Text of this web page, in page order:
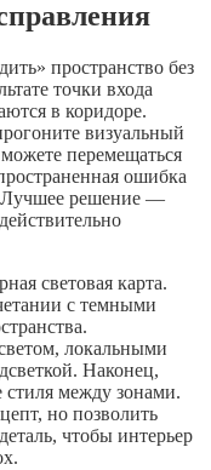
пространство без
точки входа
в коридоре.
визуальный
перемещаться
ошибка
Лучшее решение —
световая карта.
с темными
локальными
Наконец,
между зонами.
но позволить
чтобы интерьер